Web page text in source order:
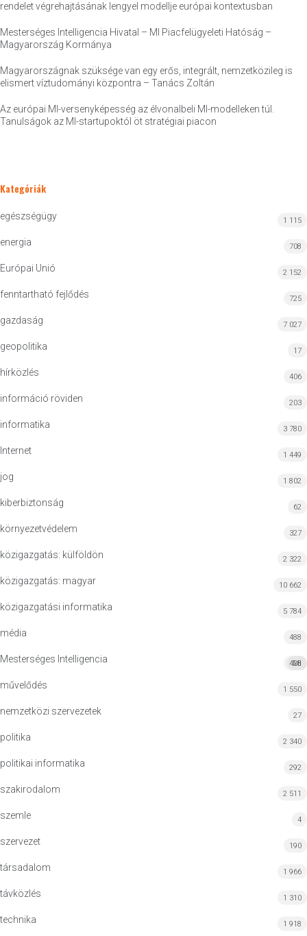
rendelet végrehajtásának lengyel modellje európai kontextusban
Mesterséges Intelligencia Hivatal – MI Piacfelügyeleti Hatóság –
Magyarország Kormánya
Magyarországnak szüksége van egy erős, integrált, nemzetközileg is
elismert víztudományi központra – Tanács Zoltán
Az európai MI-versenyképesség az élvonalbeli MI-modelleken túl.
Tanulságok az MI-startupoktól öt stratégiai piacon
Kategóriák
egészségügy 1 115
energia 708
Európai Unió 2 152
fenntartható fejlődés 725
gazdaság 7 027
geopolitika 17
hírközlés 406
információ röviden 203
informatika 3 780
Internet 1 449
jog 1 802
kiberbiztonság 62
környezetvédelem 327
közigazgatás: külföldön 2 322
közigazgatás: magyar 10 662
közigazgatási informatika 5 784
média 488
Mesterséges Intelligencia MI
428
művelődés 1 550
nemzetközi szervezetek 27
politika 2 340
politikai informatika 292
szakirodalom 2 511
szemle 4
szervezet 190
társadalom 1 966
távközlés 1 310
technika 1 918